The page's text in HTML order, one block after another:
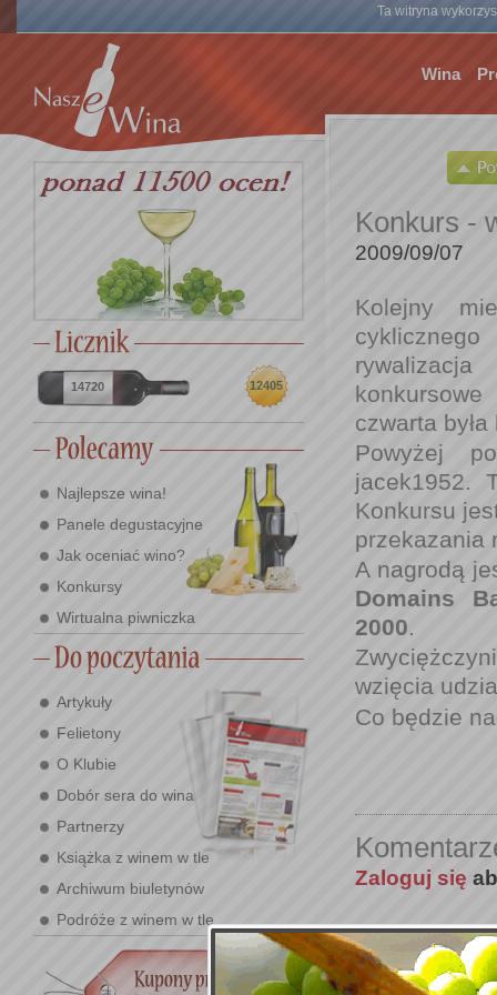
Ta witryna
Wina
14720 12405
Najlepsze wina!
Panele degustacyjne
Jak oceniać wino?
Konkursy
Wirtualna piwniczka
Artykuły
Felietony
O Klubie
Dobór sera do wina
Partnerzy
Książka z winem w tle
Archiwum biuletynów
Podróże z winem w tle
Konkurs -
2009/09/07
Kolejny
czwarta
Powyżej
jacek1952.
Konkursu
przekazania
A nagrodą
Domains
2000.
wzięcia
Co będzie
Zaloguj się